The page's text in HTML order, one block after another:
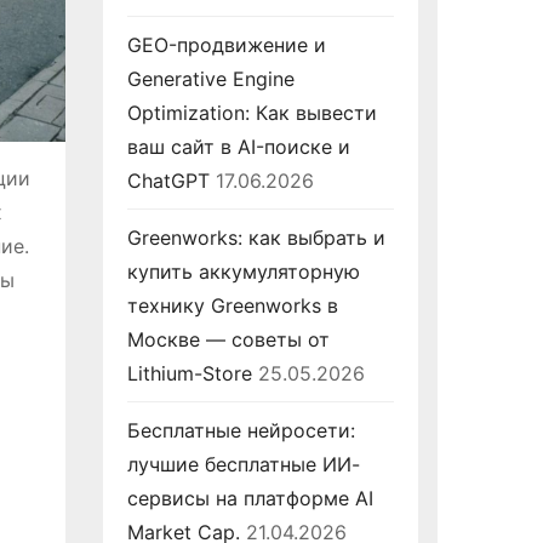
GEO-продвижение и
Generative Engine
Optimization: Как вывести
ваш сайт в AI-поиске и
ChatGPT 17.06.2026
Greenworks: как выбрать и
купить аккумуляторную
технику Greenworks в
Москве — советы от
Lithium-Store 25.05.2026
Бесплатные нейросети:
лучшие бесплатные ИИ-
сервисы на платформе AI
Market Cap. 21.04.2026